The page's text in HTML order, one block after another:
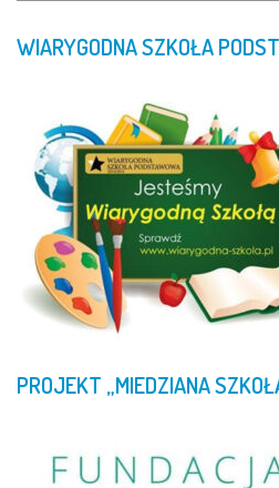
WIARYGODNASZKOŁA
PROJEKT „MIEDZIANA